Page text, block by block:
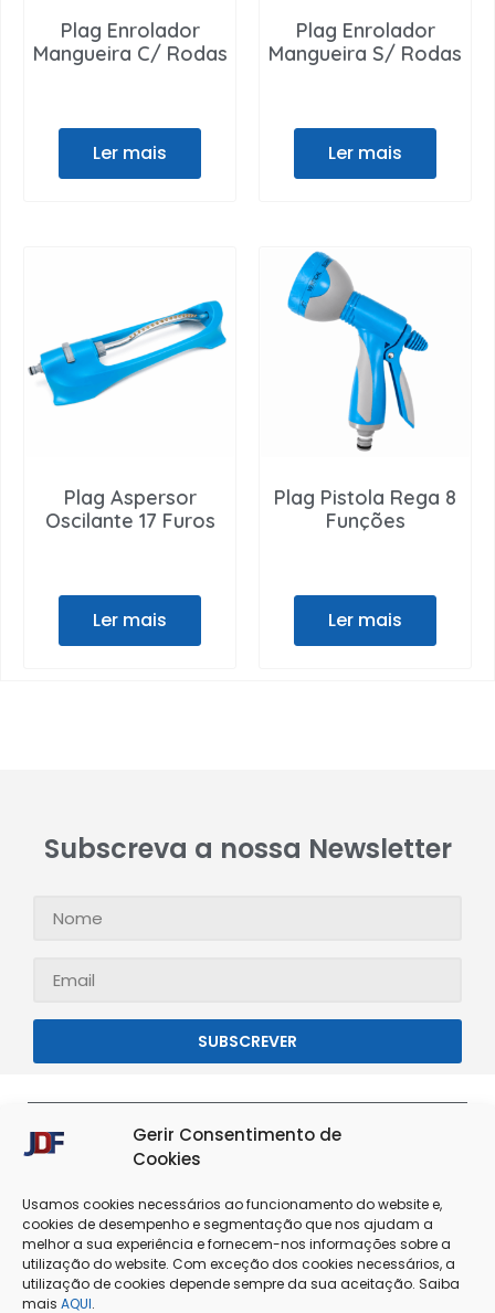
Gerir Consentimento de
Cookies
Usamos cookies necessários ao funcionamento do website e,
cookies de desempenho e segmentação que nos ajudam a
melhor a sua experiência e fornecem-nos informações sobre a
utilização do website. Com exceção dos cookies necessários, a
utilização de cookies depende sempre da sua aceitação. Saiba
mais AQUI.
Plag Enrolador
Mangueira C/ Rodas
Ler mais
Plag Enrolador
Mangueira S/ Rodas
Ler mais
Plag Aspersor
Oscilante 17 Furos
Ler mais
Plag Pistola Rega 8
Funções
Ler mais
Subscreva a nossa Newsletter
SUBSCREVER
Termos & Condições Política de Privacidade